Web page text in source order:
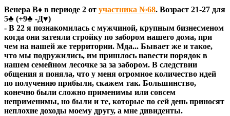
Венера В♦ в периоде 2 от участника №68. Возраст 21-27 для
5♣ (+9♣ -Д♥)
- В 22 я познакомилась с мужчиной, крупным бизнесменом
когда они затеяли стройку по забором нашего дома, при
чем на нашей же территории. Мда... Бывает же и такое,
что мы подружились, им пришлось навести порядок в
нашем семейном лесочке за за забором. В следствии
общения я поняла, что у меня огромное количество идей
по получению прибыли, скажем так. Большинство,
конечно были сложно применимы или совсем
неприменимы, но были и те, которые по сей день приносят
неплохие доходы моему другу, а мне дивиденты.